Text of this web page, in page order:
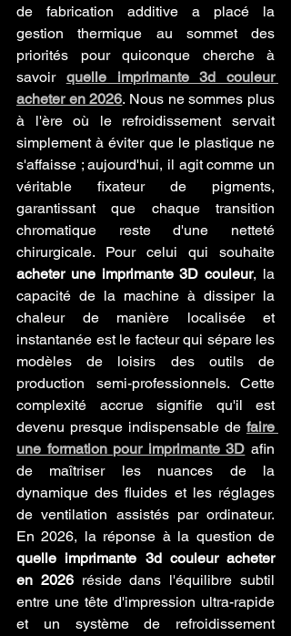
de fabrication additive a placé la
gestion thermique au sommet des
priorités pour quiconque cherche à
savoir quelle imprimante 3d couleur
acheter en 2026. Nous ne sommes plus
à l'ère où le refroidissement servait
simplement à éviter que le plastique ne
s'affaisse ; aujourd'hui, il agit comme un
véritable fixateur de pigments,
garantissant que chaque transition
chromatique reste d'une netteté
acheter une imprimante 3D couleur, la
capacité de la machine à dissiper la
chaleur de manière localisée et
instantanée est le facteur qui sépare les
modèles de loisirs des outils de
production semi-professionnels. Cette
complexité accrue signifie qu'il est
devenu presque indispensable de faire
une formation pour imprimante 3D afin
de maîtriser les nuances de la
dynamique des fluides et les réglages
de ventilation assistés par ordinateur.
quelle imprimante 3d couleur acheter
en 2026 réside dans l'équilibre subtil
entre une tête d'impression ultra-rapide
et un système de refroidissement